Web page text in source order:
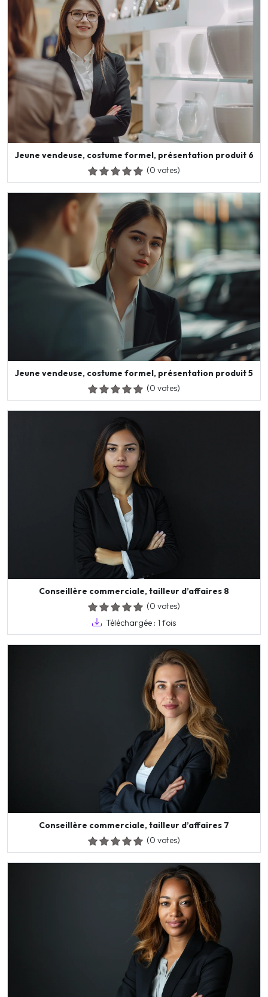
Jeune vendeuse, costume formel, présentation produit 6
(0 votes)
Jeune vendeuse, costume formel, présentation produit 5
(0 votes)
Conseillère commerciale, tailleur d’affaires 8
(0 votes)
Téléchargée : 1 fois
Conseillère commerciale, tailleur d’affaires 7
(0 votes)